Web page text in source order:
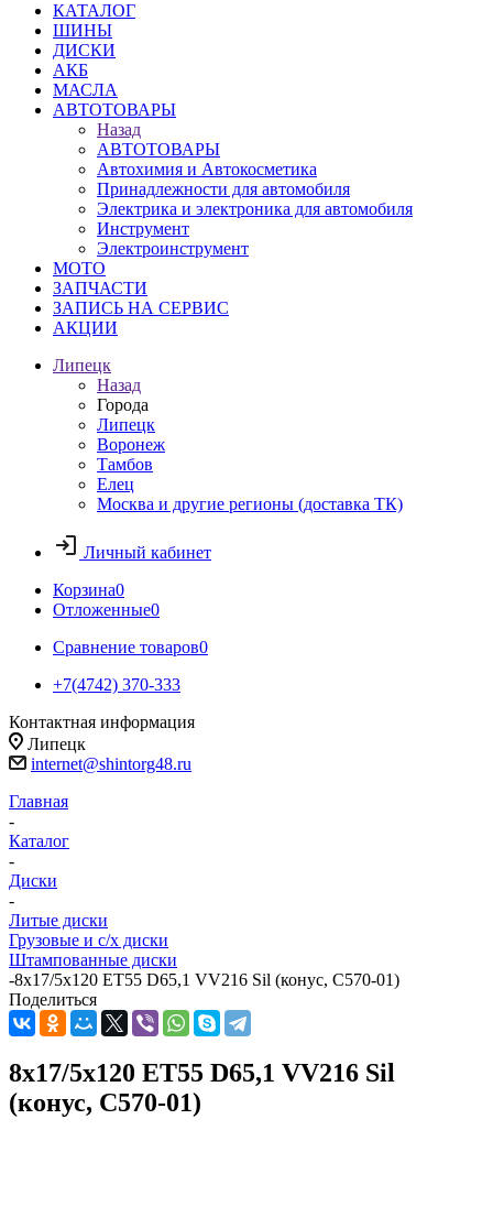
КАТАЛОГ
ШИНЫ
ДИСКИ
АКБ
МАСЛА
АВТОТОВАРЫ
Назад
АВТОТОВАРЫ
Автохимия и Автокосметика
Принадлежности для автомобиля
Электрика и электроника для автомобиля
Инструмент
Электроинструмент
МОТО
ЗАПЧАСТИ
ЗАПИСЬ НА СЕРВИС
АКЦИИ
Липецк
Назад
Города
Липецк
Воронеж
Тамбов
Елец
Москва и другие регионы (доставка ТК)
Личный кабинет
Корзина0
Отложенные0
Сравнение товаров0
+7(4742) 370-333
Контактная информация
Липецк
internet@shintorg48.ru
Главная
-
Каталог
-
Диски
-
Литые диски
Грузовые и с/х диски
Штампованные диски
-8x17/5x120 ET55 D65,1 VV216 Sil (конус, C570-01)
Поделиться
8x17/5x120 ET55 D65,1 VV216 Sil
(конус, C570-01)